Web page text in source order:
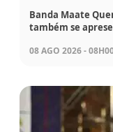
Banda Maate
também se
08 AGO 2026 -